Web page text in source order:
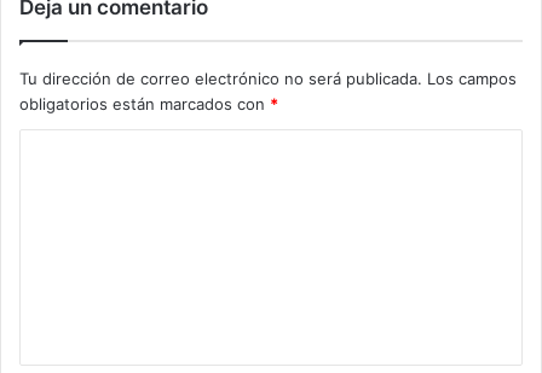
Deja un comentario
Tu dirección de correo electrónico no será publicada. Los campos
obligatorios están marcados con *